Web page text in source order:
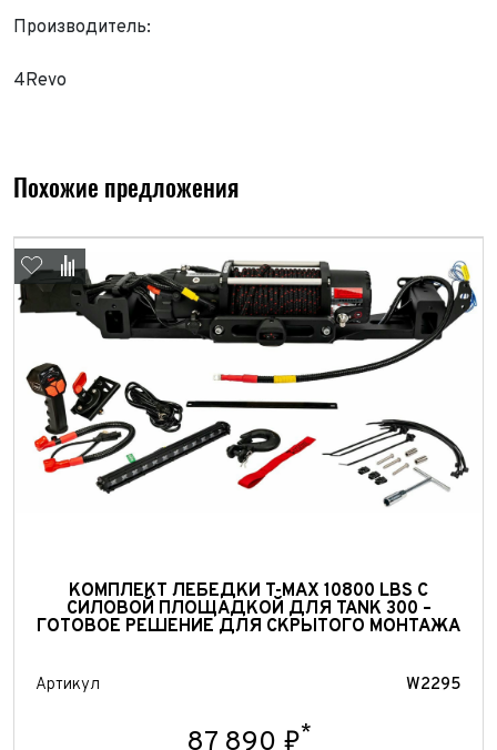
Производитель:
4Revo
Похожие предложения
КОМПЛЕКТ ЛЕБЕДКИ T-MAX 10800 LBS С
СИЛОВОЙ ПЛОЩАДКОЙ ДЛЯ TANK 300 –
ГОТОВОЕ РЕШЕНИЕ ДЛЯ СКРЫТОГО МОНТАЖА
Артикул W2295
*
Обратная связь
Имя*
Выкуп авто